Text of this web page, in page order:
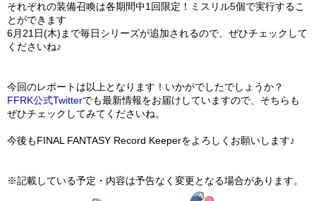
それぞれの装備召喚は各期間中1回限定！ミスリル5個で実行するこ
とができます
6月21日(木)まで毎日シリーズが追加されるので、ぜひチェックして
くださいね♪
今回のレポートは以上となります！いかがでしたでしょうか？
FFRK公式Twitterでも最新情報をお届けしていますので、そちらも
ぜひチェックしてみてくださいね。
今後もFINAL FANTASY Record Keeperをよろしくお願いします♪
※記載している予定・内容は予告なく変更となる場合があります。